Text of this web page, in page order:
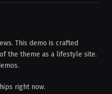
This demo is crafted
the theme as a lifestyle site.
right now.